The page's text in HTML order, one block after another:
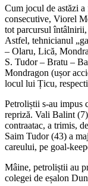
Cum jocul de astăzi
consecutive, Viorel
tot parcursul
Astfel, tehnicianul
– Olaru, Lică,
S. Tudor – Bratu –
Mondragon (ușor
locul lui Țicu,
Petroliștii s-au impus
repriză. Vali Balint
contraatac, a trimis,
Saim Tudor (43) a
careului, pe goal-
Mâine, petroliștii au
colegei de eșalon